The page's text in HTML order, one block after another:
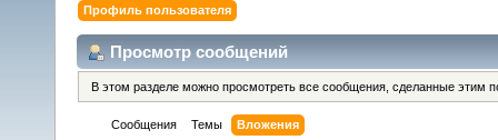
Профиль пользователя
Просмотр сообщений
В этом разделе можно просмотреть все сообщения, сделанные этим
Сообщения Темы Вложения